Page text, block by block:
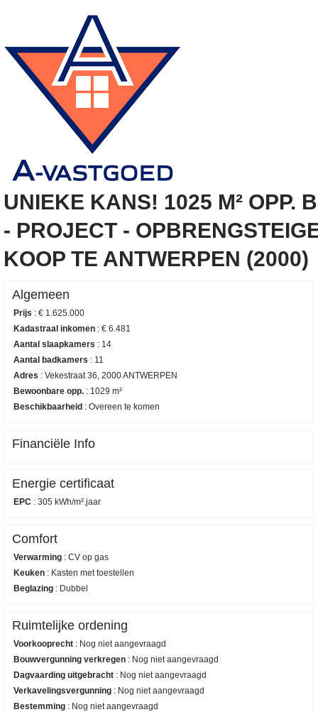
UNIEKE KANS! 1025 M² OPP.
- PROJECT -
KOOP TE ANTWERPEN (2000)
Algemeen
Prijs : € 1.625.000
Kadastraal inkomen : € 6.481
Aantal slaapkamers : 14
Aantal badkamers : 11
Adres : Vekestraat 36, 2000 ANTWERPEN
Bewoonbare opp. : 1029 m²
Beschikbaarheid : Overeen te komen
Financiële Info
Energie certificaat
EPC : 305 kWh/m².jaar
Comfort
Verwarming : CV op gas
Keuken : Kasten met toestellen
Beglazing : Dubbel
Ruimtelijke ordening
Voorkooprecht : Nog niet aangevraagd
Bouwvergunning verkregen : Nog niet aangevraagd
Dagvaarding uitgebracht : Nog niet aangevraagd
Verkavelingsvergunning : Nog niet aangevraagd
Bestemming : Nog niet aangevraagd